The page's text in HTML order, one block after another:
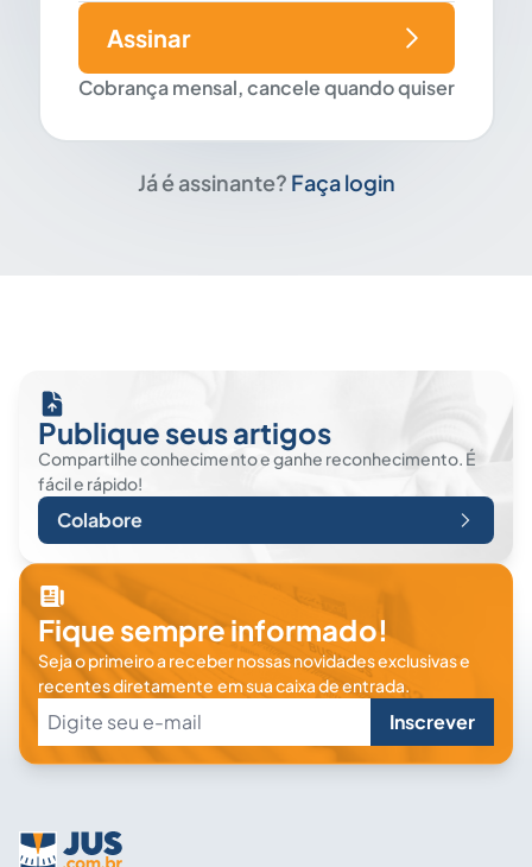
Cobrança mensal, cancele quando quiser
Assinar
Já é assinante? Faça login
Publique seus artigos
Compartilhe conhecimento e ganhe reconhecimento. É
fácil e rápido!
Colabore
Fique sempre informado!
Seja o primeiro a receber nossas novidades exclusivas e
recentes diretamente em sua caixa de entrada.
Inscrever